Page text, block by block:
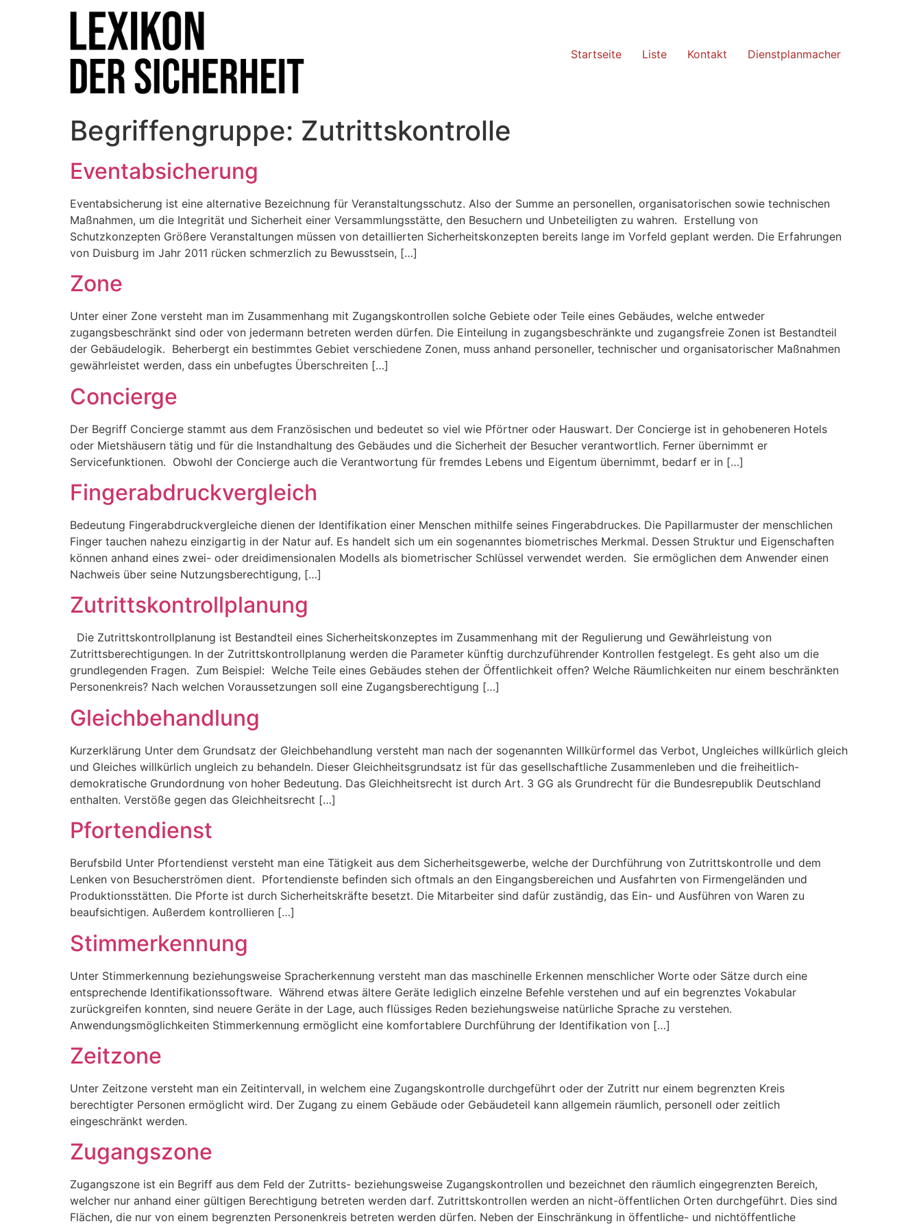
Startseite Liste Kontakt Dienstplanmacher
Begriffengruppe: Zutrittskontrolle
Eventabsicherung
Eventabsicherung ist eine alternative Bezeichnung für Veranstaltungsschutz. Also der Summe an personellen, organisatorischen sowie technischen
Maßnahmen, um die Integrität und Sicherheit einer Versammlungsstätte, den Besuchern und Unbeteiligten zu wahren. Erstellung von
Schutzkonzepten Größere Veranstaltungen müssen von detaillierten Sicherheitskonzepten bereits lange im Vorfeld geplant werden. Die Erfahrungen
von Duisburg im Jahr 2011 rücken schmerzlich zu Bewusstsein, […]
Zone
Unter einer Zone versteht man im Zusammenhang mit Zugangskontrollen solche Gebiete oder Teile eines Gebäudes, welche entweder
zugangsbeschränkt sind oder von jedermann betreten werden dürfen. Die Einteilung in zugangsbeschränkte und zugangsfreie Zonen ist Bestandteil
der Gebäudelogik. Beherbergt ein bestimmtes Gebiet verschiedene Zonen, muss anhand personeller, technischer und organisatorischer Maßnahmen
gewährleistet werden, dass ein unbefugtes Überschreiten […]
Concierge
Der Begriff Concierge stammt aus dem Französischen und bedeutet so viel wie Pförtner oder Hauswart. Der Concierge ist in gehobeneren Hotels
oder Mietshäusern tätig und für die Instandhaltung des Gebäudes und die Sicherheit der Besucher verantwortlich. Ferner übernimmt er
Servicefunktionen. Obwohl der Concierge auch die Verantwortung für fremdes Lebens und Eigentum übernimmt, bedarf er in […]
Fingerabdruckvergleich
Bedeutung Fingerabdruckvergleiche dienen der Identifikation einer Menschen mithilfe seines Fingerabdruckes. Die Papillarmuster der menschlichen
Finger tauchen nahezu einzigartig in der Natur auf. Es handelt sich um ein sogenanntes biometrisches Merkmal. Dessen Struktur und Eigenschaften
können anhand eines zwei- oder dreidimensionalen Modells als biometrischer Schlüssel verwendet werden. Sie ermöglichen dem Anwender einen
Nachweis über seine Nutzungsberechtigung, […]
Zutrittskontrollplanung
Die Zutrittskontrollplanung ist Bestandteil eines Sicherheitskonzeptes im Zusammenhang mit der Regulierung und Gewährleistung von
Zutrittsberechtigungen. In der Zutrittskontrollplanung werden die Parameter künftig durchzuführender Kontrollen festgelegt. Es geht also um die
grundlegenden Fragen. Zum Beispiel: Welche Teile eines Gebäudes stehen der Öffentlichkeit offen? Welche Räumlichkeiten nur einem beschränkten
Personenkreis? Nach welchen Voraussetzungen soll eine Zugangsberechtigung […]
Gleichbehandlung
Kurzerklärung Unter dem Grundsatz der Gleichbehandlung versteht man nach der sogenannten Willkürformel das Verbot, Ungleiches willkürlich gleich
und Gleiches willkürlich ungleich zu behandeln. Dieser Gleichheitsgrundsatz ist für das gesellschaftliche Zusammenleben und die freiheitlich-
demokratische Grundordnung von hoher Bedeutung. Das Gleichheitsrecht ist durch Art. 3 GG als Grundrecht für die Bundesrepublik Deutschland
enthalten. Verstöße gegen das Gleichheitsrecht […]
Pfortendienst
Berufsbild Unter Pfortendienst versteht man eine Tätigkeit aus dem Sicherheitsgewerbe, welche der Durchführung von Zutrittskontrolle und dem
Lenken von Besucherströmen dient. Pfortendienste befinden sich oftmals an den Eingangsbereichen und Ausfahrten von Firmengeländen und
Produktionsstätten. Die Pforte ist durch Sicherheitskräfte besetzt. Die Mitarbeiter sind dafür zuständig, das Ein- und Ausführen von Waren zu
beaufsichtigen. Außerdem kontrollieren […]
Stimmerkennung
Unter Stimmerkennung beziehungsweise Spracherkennung versteht man das maschinelle Erkennen menschlicher Worte oder Sätze durch eine
entsprechende Identifikationssoftware. Während etwas ältere Geräte lediglich einzelne Befehle verstehen und auf ein begrenztes Vokabular
zurückgreifen konnten, sind neuere Geräte in der Lage, auch flüssiges Reden beziehungsweise natürliche Sprache zu verstehen.
Anwendungsmöglichkeiten Stimmerkennung ermöglicht eine komfortablere Durchführung der Identifikation von […]
Zeitzone
Unter Zeitzone versteht man ein Zeitintervall, in welchem eine Zugangskontrolle durchgeführt oder der Zutritt nur einem begrenzten Kreis
berechtigter Personen ermöglicht wird. Der Zugang zu einem Gebäude oder Gebäudeteil kann allgemein räumlich, personell oder zeitlich
eingeschränkt werden.
Zugangszone
Zugangszone ist ein Begriff aus dem Feld der Zutritts- beziehungsweise Zugangskontrollen und bezeichnet den räumlich eingegrenzten Bereich,
welcher nur anhand einer gültigen Berechtigung betreten werden darf. Zutrittskontrollen werden an nicht-öffentlichen Orten durchgeführt. Dies sind
Flächen, die nur von einem begrenzten Personenkreis betreten werden dürfen. Neben der Einschränkung in öffentliche- und nichtöffentliche